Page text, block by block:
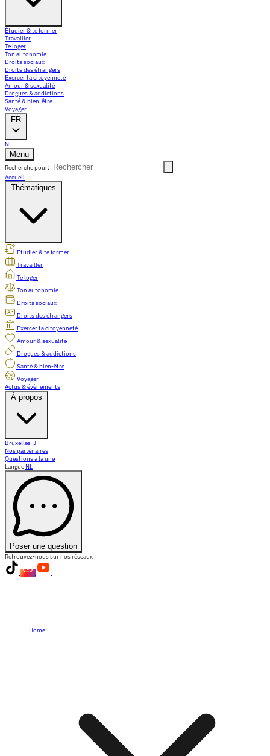
Étudier & te former
Travailler
Te loger
Ton autonomie
Droits sociaux
Droits des étrangers
Exercer ta citoyenneté
Amour & sexualité
Drogues & addictions
Santé & bien-être
Voyager
FR
NL
Menu
Recherche pour:
Accueil
Thématiques
Étudier & te former
Travailler
Te loger
Ton autonomie
Droits sociaux
Droits des étrangers
Exercer ta citoyenneté
Amour & sexualité
Drogues & addictions
Santé & bien-être
Voyager
Actus & évènements
À propos
Bruxelles-J
Nos partenaires
Questions à la une
Langue NL
Poser une question
Retrouvez-nous sur nos réseaux !
Home